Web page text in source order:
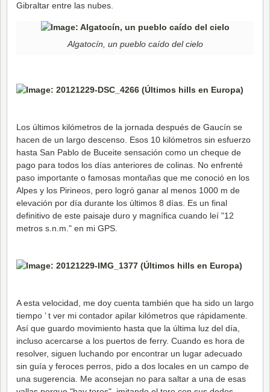
Gibraltar entre las nubes.
Algatocín, un pueblo caído del cielo
Los últimos kilómetros de la jornada después de Gaucín se
hacen de un largo descenso. Esos 10 kilómetros sin esfuerzo
hasta San Pablo de Buceite sensación como un cheque de
pago para todos los días anteriores de colinas. No enfrenté
paso importante o famosas montañas que me conoció en los
Alpes y los Pirineos, pero logró ganar al menos 1000 m de
elevación por día durante los últimos 8 días. Es un final
definitivo de este paisaje duro y magnífica cuando leí "12
metros s.n.m." en mi GPS.
A esta velocidad, me doy cuenta también que ha sido un largo
tiempo ’ t ver mi contador apilar kilómetros que rápidamente.
Así que guardo movimiento hasta que la última luz del día,
incluso acercarse a los puertos de ferry. Cuando es hora de
resolver, siguen luchando por encontrar un lugar adecuado
sin guía y feroces perros, pido a dos locales en un campo de
una sugerencia. Me aconsejan no para saltar a una de esas